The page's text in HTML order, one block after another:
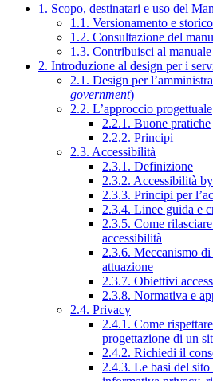
1. Scopo, destinatari e uso del
1.1. Versionamento e storico
1.2. Consultazione del
1.3. Contribuisci al manuale
2. Introduzione al design per i
2.1. Design per
government)
2.2. L’approccio progettuale
2.2.1. Buone pratiche
2.2.2. Principi
2.3. Accessibilità
2.3.1. Definizione
2.3.2. Accessibilità
2.3.3. Principi per
2.3.4. Linee guida e
2.3.5. Come
accessibilità
2.3.6. Meccanismo
attuazione
2.3.7. Obiettivi
2.3.8. Normativa e
2.4. Privacy
2.4.1. Come
progettazione di un
2.4.2. Richiedi il
2.4.3. Le basi del